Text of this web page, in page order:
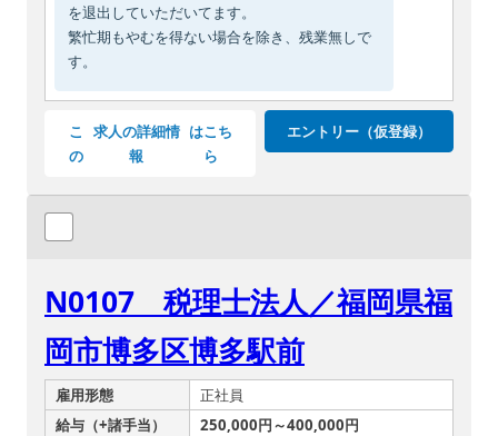
を退出していただいてます。
繁忙期もやむを得ない場合を除き、残業無しで
す。
こ
の
求人の詳細情
報
はこち
ら
エントリー（仮登録）
N0107 税理士法人／福岡県福
岡市博多区博多駅前
雇用形態
正社員
給与（+諸手当）
250,000円～400,000円